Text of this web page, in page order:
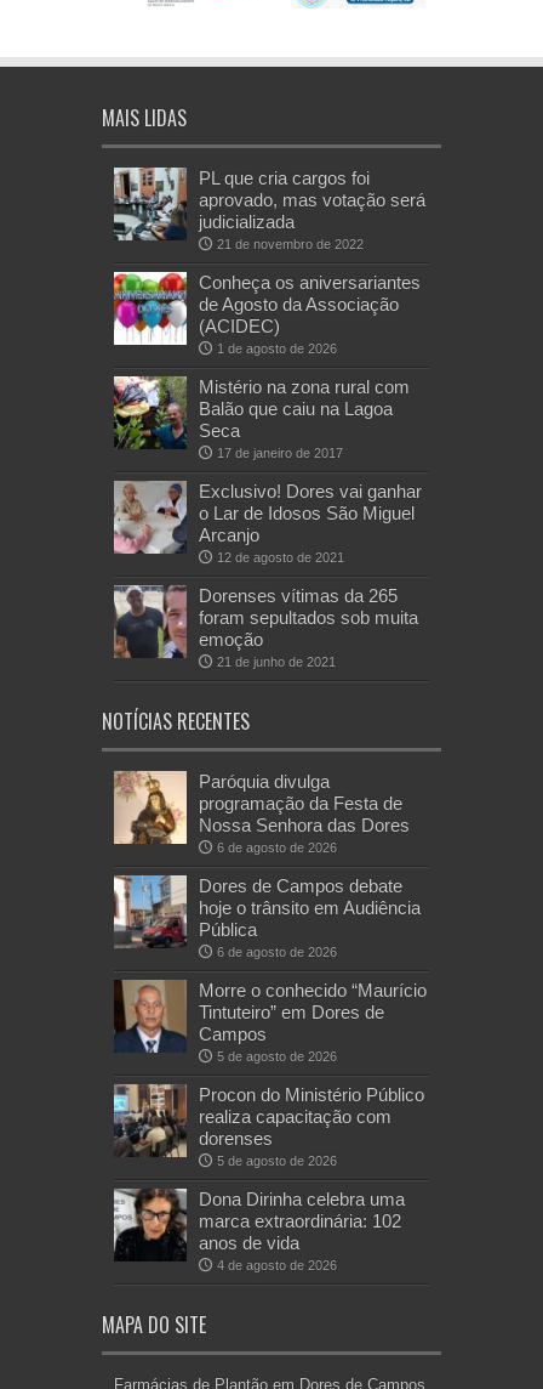
MAIS LIDAS
PL que cria cargos foi
aprovado, mas votação será
judicializada
21 de novembro de 2022
Conheça os aniversariantes
de Agosto da Associação
(ACIDEC)
1 de agosto de 2026
Mistério na zona rural com
Balão que caiu na Lagoa
Seca
17 de janeiro de 2017
Exclusivo! Dores vai ganhar
o Lar de Idosos São Miguel
Arcanjo
12 de agosto de 2021
Dorenses vítimas da 265
foram sepultados sob muita
emoção
21 de junho de 2021
NOTÍCIAS RECENTES
Paróquia divulga
programação da Festa de
Nossa Senhora das Dores
6 de agosto de 2026
Dores de Campos debate
hoje o trânsito em Audiência
Pública
6 de agosto de 2026
Morre o conhecido “Maurício
Tintuteiro” em Dores de
Campos
5 de agosto de 2026
Procon do Ministério Público
realiza capacitação com
dorenses
5 de agosto de 2026
Dona Dirinha celebra uma
marca extraordinária: 102
anos de vida
4 de agosto de 2026
MAPA DO SITE
Farmácias de Plantão em Dores de Campos